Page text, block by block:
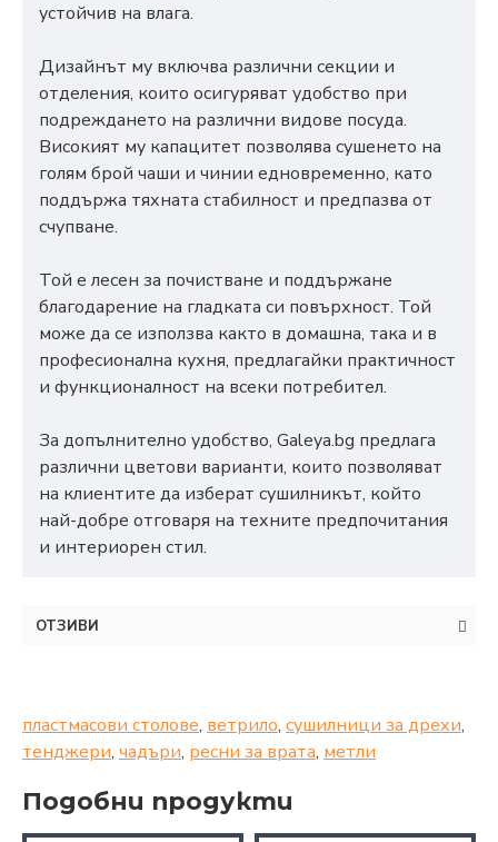
устойчив на влага.
Дизайнът му включва различни секции и
отделения, които осигуряват удобство при
подреждането на различни видове посуда.
Високият му капацитет позволява сушенето на
голям брой чаши и чинии едновременно, като
поддържа тяхната стабилност и предпазва от
счупване.
Той е лесен за почистване и поддържане
благодарение на гладката си повърхност. Той
може да се използва както в домашна, така и в
професионална кухня, предлагайки практичност
и функционалност на всеки потребител.
За допълнително удобство, Galeya.bg предлага
различни цветови варианти, които позволяват
на клиентите да изберат сушилникът, който
най-добре отговаря на техните предпочитания
и интериорен стил.
ОТЗИВИ
пластмасови столове, ветрило, сушилници за дрехи,
тенджери, чадъри, ресни за врата, метли
Подобни продукти